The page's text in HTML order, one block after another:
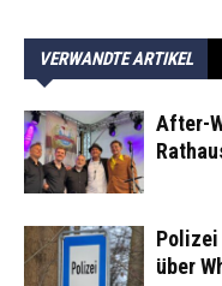
VERWANDTE ARTIKEL
After-
Polizei
über